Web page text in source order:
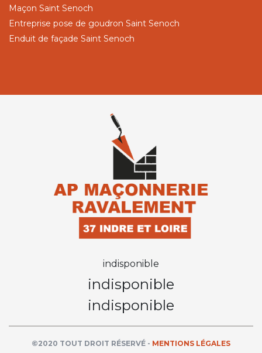
Maçon Saint Senoch
Entreprise pose de goudron Saint Senoch
Enduit de façade Saint Senoch
indisponible
indisponible
indisponible
©2020 TOUT DROIT RÉSERVÉ - MENTIONS LÉGALES